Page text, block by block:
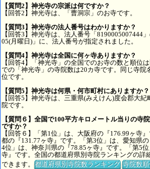
【質問2】神光寺の宗派は何ですか？
【回答2】神光寺は、「曹洞宗」のお寺です。
【質問3】神光寺の法人番号はわかりますか？
【回答3】神光寺は、法人番号「8190005007444
05(月曜日)」に、法人番号が指定されました。
【質問4】神光寺は全国に何ヶ寺ありますか？
【回答4】「神光寺」の全国でのお寺の数と順位
での「神光寺」の寺院数は20カ寺です。同じ寺院
位です。
【質問5】神光寺は何県・何市町村にありますか？
【回答5】神光寺は、三重県(みえけん)度会郡大
院です。
【質問６】全国で100平方キロメートル当りの寺
ですか？
【回答６】「第1位」は、大阪府の『176.99ヶ寺
都の『131.77ヶ寺』です。「第3位」は、愛知県
4位」は、神奈川県の『78.85ヶ寺』です。「第5
寺』です。全国の都道府県別寺院ランキングの詳
できます。都道府県別寺院数ランキング 寺院数